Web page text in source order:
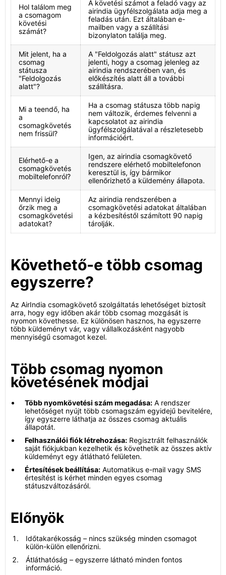
Hol találom meg
a csomagom
követési
számát?
A követési számot a feladó vagy az
airindia ügyfélszolgálata adja meg a
feladás után. Ezt általában e-
mailben vagy a szállítási
bizonylaton találja meg.
Mit jelent, ha a
csomag
státusza
"Feldolgozás
alatt"?
A "Feldolgozás alatt" státusz azt
jelenti, hogy a csomag jelenleg az
airindia rendszerében van, és
előkészítés alatt áll a további
szállításra.
Mi a teendő, ha
a
csomagkövetés
nem frissül?
Ha a csomag státusza több napig
nem változik, érdemes felvenni a
kapcsolatot az airindia
ügyfélszolgálatával a részletesebb
információért.
Elérhető-e a
csomagkövetés
mobiltelefonról?
Igen, az airindia csomagkövető
rendszere elérhető mobiltelefonon
keresztül is, így bármikor
ellenőrizhető a küldemény állapota.
Mennyi ideig
őrzik meg a
csomagkövetési
adatokat?
Az airindia rendszerében a
csomagkövetési adatokat általában
a kézbesítéstől számított 90 napig
tárolják.
Követhető-e több csomag
egyszerre?
Az AirIndia csomagkövető szolgáltatás lehetőséget biztosít
arra, hogy egy időben akár több csomag mozgását is
nyomon követhesse. Ez különösen hasznos, ha egyszerre
több küldeményt vár, vagy vállalkozásként nagyobb
mennyiségű csomagot kezel.
Több csomag nyomon
követésének módjai
Több nyomkövetési szám megadása: A rendszer
lehetőséget nyújt több csomagszám egyidejű bevitelére,
így egyszerre láthatja az összes csomag aktuális
állapotát.
Felhasználói fiók létrehozása: Regisztrált felhasználók
saját fiókjukban kezelhetik és követhetik az összes aktív
küldeményt egy átlátható felületen.
Értesítések beállítása: Automatikus e-mail vagy SMS
értesítést is kérhet minden egyes csomag
státuszváltozásáról.
Előnyök
Időtakarékosság – nincs szükség minden csomagot
külön-külön ellenőrizni.
Átláthatóság – egyszerre látható minden fontos
információ.